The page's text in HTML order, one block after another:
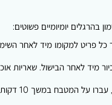
בהרגלים יומיומיים פשוטים:
כל פריט למקומו מיד לאחר
מיד לאחר הבישול. שאריות
שטפו כלים אחרונים, נקו משטחים, וודאו שכל דבר במקומו. זה מונע הצטברות של בלגן גדול.